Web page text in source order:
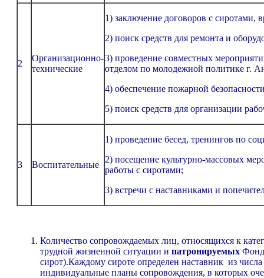
2
Организационно-
технические
1) заключение договоров с
2) поиск средств для ремонта и
3) проведение совместных
отделом по молодежной политике г.
4) обеспечение пожарной
5) поиск средств для организации
3 Воспитательные
1) проведение бесед, тренингов по
2) посещение культурно-массовых
работы с сиротами;
3) встречи с наставниками и
Количество сопровождаемых лиц, относящихся к
трудной жизненной ситуации и патронируемых
сирот).Каждому сироте определен наставник из
индивидуальные планы сопровождения, в которых